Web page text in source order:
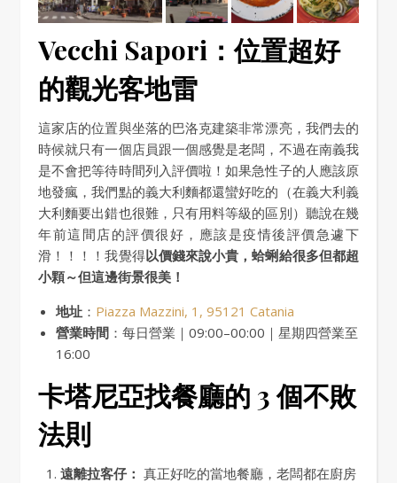
Vecchi Sapori：位置超好
的觀光客地雷
這家店的位置與坐落的巴洛克建築非常漂亮，我們去的
時候就只有一個店員跟一個感覺是老闆，不過在南義我
是不會把等待時間列入評價啦！如果急性子的人應該原
地發瘋，我們點的義大利麵都還蠻好吃的（在義大利義
大利麵要出錯也很難，只有用料等級的區別）聽說在幾
年前這間店的評價很好，應該是疫情後評價急遽下
滑！！！！我覺得以價錢來說小貴，蛤蜊給很多但都超
小顆～但這邊街景很美！
地址 ： Piazza Mazzini, 1, 95121 Catania
營業時間 ：每日營業｜09:00–00:00｜星期四營業至
16:00
卡塔尼亞找餐廳的 3 個不敗
法則
遠離拉客仔： 真正好吃的當地餐廳，老闆都在廚房